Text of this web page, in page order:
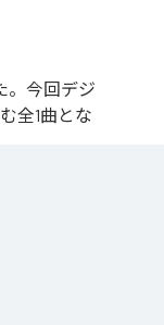
。今回デジ
全1曲とな